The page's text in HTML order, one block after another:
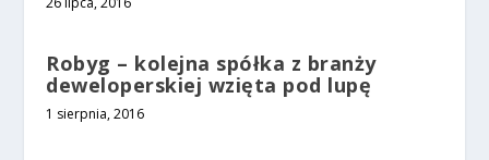
Robyg – kolejna spółka z branży
deweloperskiej wzięta pod lupę
1 sierpnia, 2016